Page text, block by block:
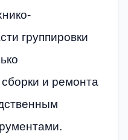
группировки
и ремонта